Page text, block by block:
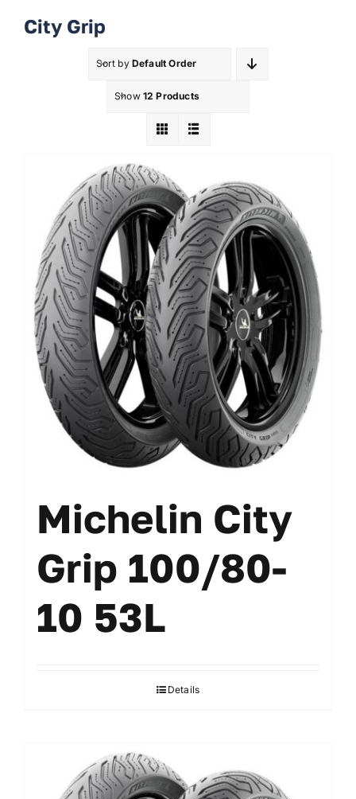
WooCommerce Cart
City Grip
Sort by Default Order
Show 12 Products
Michelin City
Grip 100/80-
10 53L
Details